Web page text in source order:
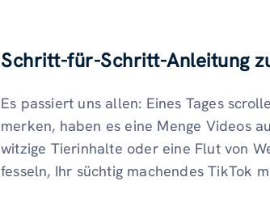
Schritt-für-Schritt-Anleitung
Es passiert uns allen: Eines Tages
merken, haben es eine Menge Videos
witzige Tierinhalte oder eine Flut von
fesseln, Ihr süchtig machendes TikTok